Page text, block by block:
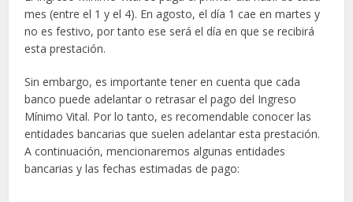
mes (entre el 1 y el 4). En agosto, el día 1 cae en martes y
no es festivo, por tanto ese será el día en que se recibirá
esta prestación.
Sin embargo, es importante tener en cuenta que cada
banco puede adelantar o retrasar el pago del Ingreso
Mínimo Vital. Por lo tanto, es recomendable conocer las
entidades bancarias que suelen adelantar esta prestación.
A continuación, mencionaremos algunas entidades
bancarias y las fechas estimadas de pago: